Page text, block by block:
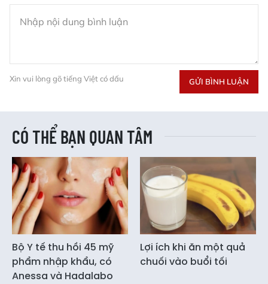
Xin vui lòng gõ tiếng Việt có dấu GỬI BÌNH LUẬN
CÓ THỂ BẠN QUAN TÂM
Bộ Y tế thu hồi 45 mỹ
phẩm nhập khẩu, có
Anessa và Hadalabo
Lợi ích khi ăn một quả
chuối vào buổi tối